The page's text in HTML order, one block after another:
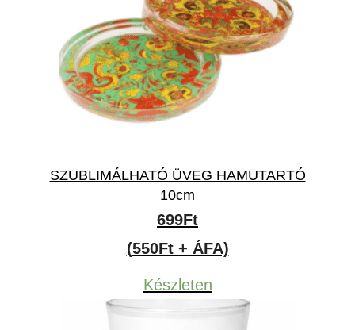
SZUBLIMÁLHATÓ ÜVEG HAMUTARTÓ
10cm
699Ft
(550Ft + ÁFA)
Készleten